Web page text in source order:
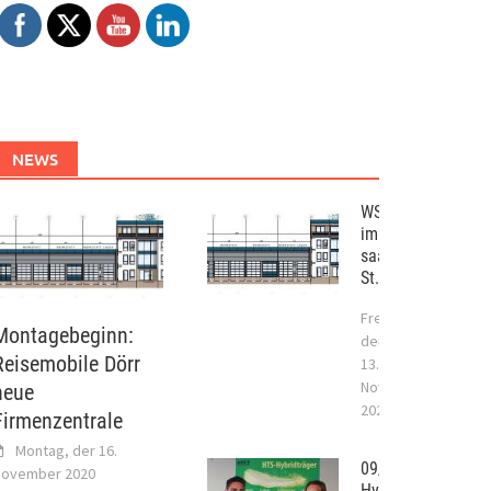
NEWS
Dörr
Montag, der 16.
2020
WST – Projekt
im
saarländischen
St. Wendel
Freitag,
der
13.
November
2020
09/2017